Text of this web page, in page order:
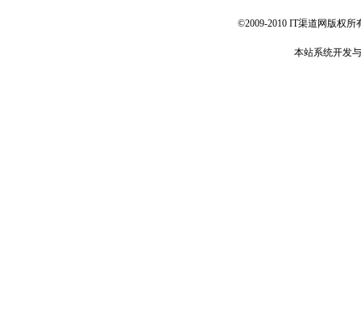
©2009-2010 IT渠道网版权所
本站系统开发